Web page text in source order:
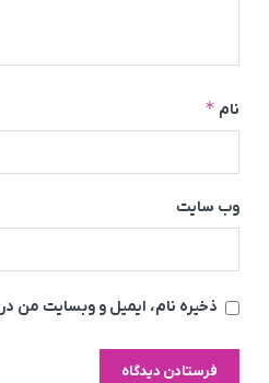
نام *
وب‌ سایت
ذخیره نام، ایمیل و وبسایت من